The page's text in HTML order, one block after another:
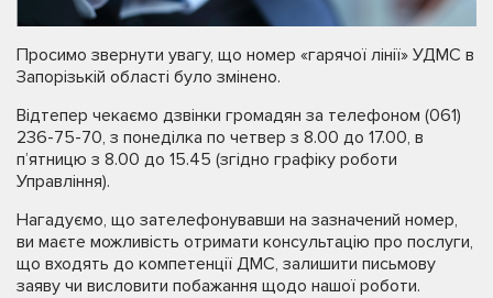
Просимо звернути увагу, що номер «гарячої лінії» УДМС в
Запорізькій області було змінено.
Відтепер чекаємо дзвінки громадян за телефоном (061)
236-75-70, з понеділка по четвер з 8.00 до 17.00, в
п’ятницю з 8.00 до 15.45 (згідно графіку роботи
Управління).
Нагадуємо, що зателефонувавши на зазначений номер,
ви маєте можливість отримати консультацію про послуги,
що входять до компетенції ДМС, залишити письмову
заяву чи висловити побажання щодо нашої роботи.